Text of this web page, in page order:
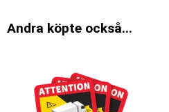
Andra köpte också...